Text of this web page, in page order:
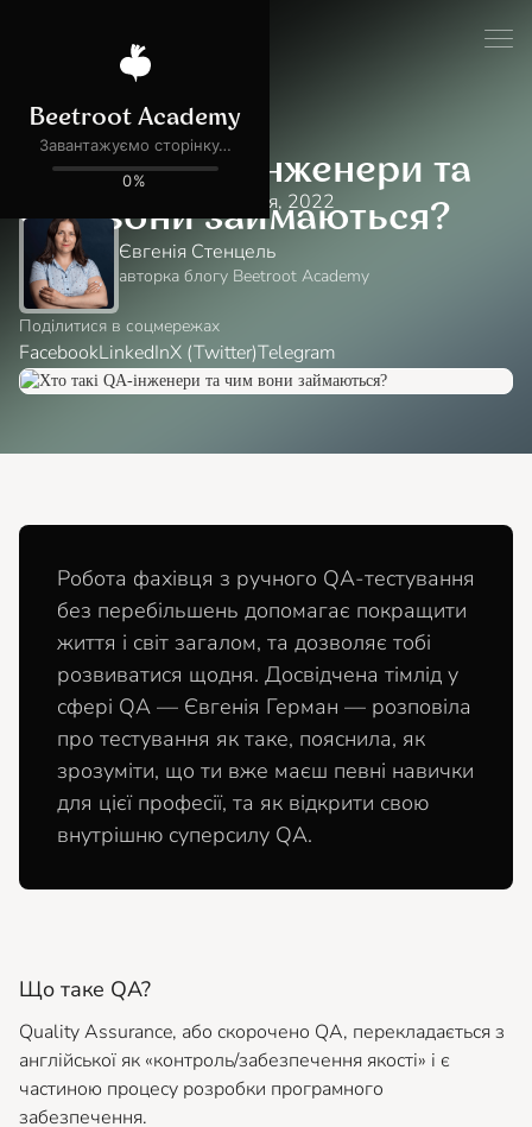
Блог Навчання в Академії
Хто такі QA-інженери та
чим вони займаються?
27 вересня, 2022
Євгенія Стенцель
авторка блогу Beetroot Academy
Поділитися в соцмережах
FacebookLinkedInX (Twitter)Telegram
Робота фахівця з ручного QA-тестування
без перебільшень допомагає покращити
життя і світ загалом, та дозволяє тобі
розвиватися щодня. Досвідчена тімлід у
сфері QA — Євгенія Герман — розповіла
про тестування як таке, пояснила, як
зрозуміти, що ти вже маєш певні навички
для цієї професії, та як відкрити свою
внутрішню суперсилу QA.
Що таке QA?
Quality Assurance, або скорочено QA, перекладається з
англійської як «контроль/забезпечення якості» і є
частиною процесу розробки програмного
забезпечення.